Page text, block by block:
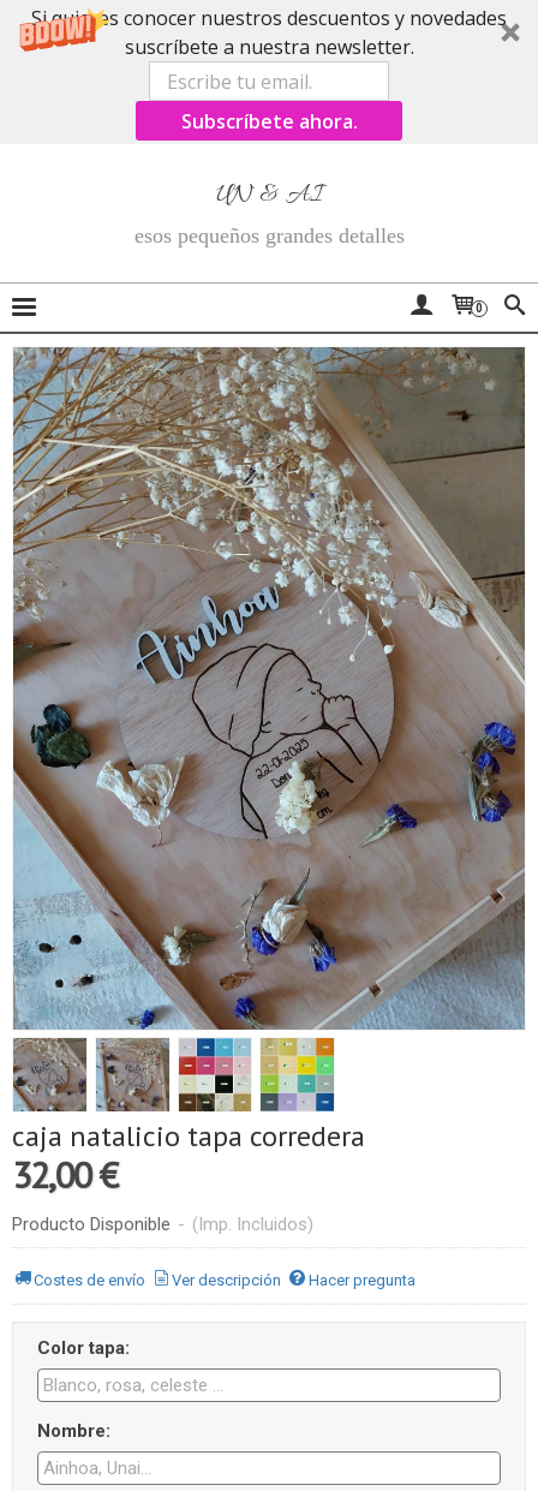
Si quieres conocer nuestros descuentos y novedades
suscríbete a nuestra newsletter.
Subscríbete ahora.
UN & AI
esos pequeños grandes detalles
0
caja natalicio tapa corredera
32,00 €
Producto Disponible - (Imp. Incluidos)
Costes de envío Ver descripción Hacer pregunta
Color tapa:
Nombre: